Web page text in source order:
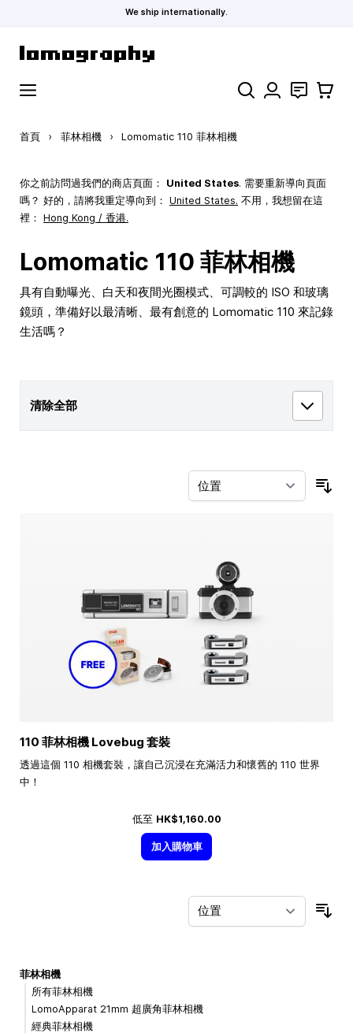
We ship internationally.
搜索 聯絡 購物車
首頁 › 菲林相機 › Lomomatic 110 菲林相機
你之前訪問過我們的商店頁面： United States. 需要重新導向頁面
嗎？ 好的，請將我重定導向到： United States. 不用，我想留在這
裡： Hong Kong / 香港.
Lomomatic 110 菲林相機
具有自動曝光、白天和夜間光圈模式、可調較的 ISO 和玻璃
鏡頭，準備好以最清晰、最有創意的 Lomomatic 110 來記錄
生活嗎？
清除全部
110 菲林相機 Lovebug 套裝
透過這個 110 相機套裝，讓自己沉浸在充滿活力和懷舊的 110 世界
中！
低至 HK$1,160.00
加入購物車
菲林相機
所有菲林相機
LomoApparat 21mm 超廣角菲林相機
經典菲林相機